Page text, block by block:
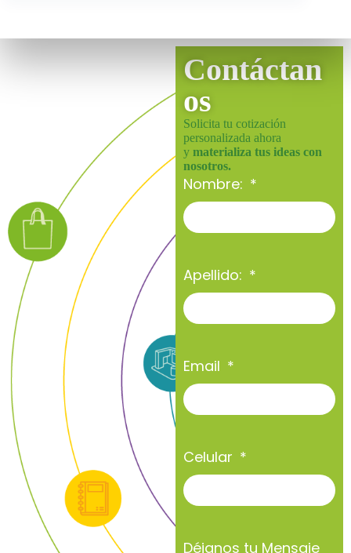
Contáctan
os
Solicita tu cotización
personalizada ahora
y materializa tus ideas con
nosotros.
Nombre:
Apellido:
Email
Celular
Déjanos tu Mensaje